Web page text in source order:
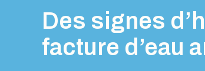
Des signes
facture d’eau